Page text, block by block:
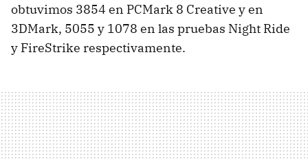
obtuvimos 3854 en PCMark 8 Creative y en
3DMark, 5055 y 1078 en las pruebas Night Ride
y FireStrike respectivamente.